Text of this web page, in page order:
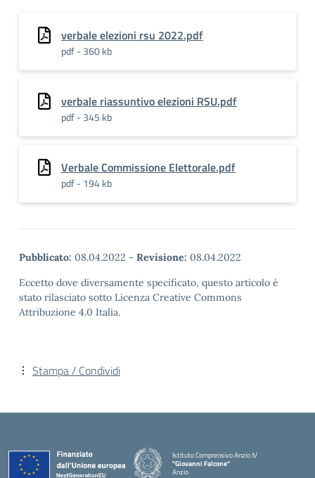
verbale elezioni rsu 2022.pdf
pdf - 360 kb
verbale riassuntivo elezioni RSU.pdf
pdf - 345 kb
Verbale Commissione Elettorale.pdf
pdf - 194 kb
Pubblicato: 08.04.2022 - Revisione: 08.04.2022
Eccetto dove diversamente specificato, questo articolo è
stato rilasciato sotto Licenza Creative Commons
Attribuzione 4.0 Italia.
Stampa / Condividi
Istituto Comprensivo Anzio IV
"Giovanni Falcone"
Anzio